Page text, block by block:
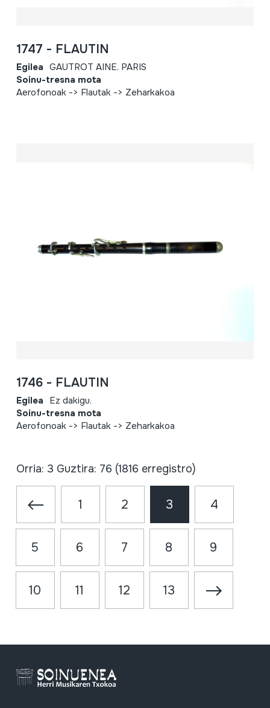
1747 - FLAUTIN
Egilea GAUTROT AINE. PARIS
Soinu-tresna mota
Aerofonoak -> Flautak -> Zeharkakoa
1746 - FLAUTIN
Egilea Ez dakigu.
Soinu-tresna mota
Aerofonoak -> Flautak -> Zeharkakoa
Orria: 3 Guztira: 76 (1816 erregistro)
1 2 3 4
5 6 7 8 9
10 11 12 13